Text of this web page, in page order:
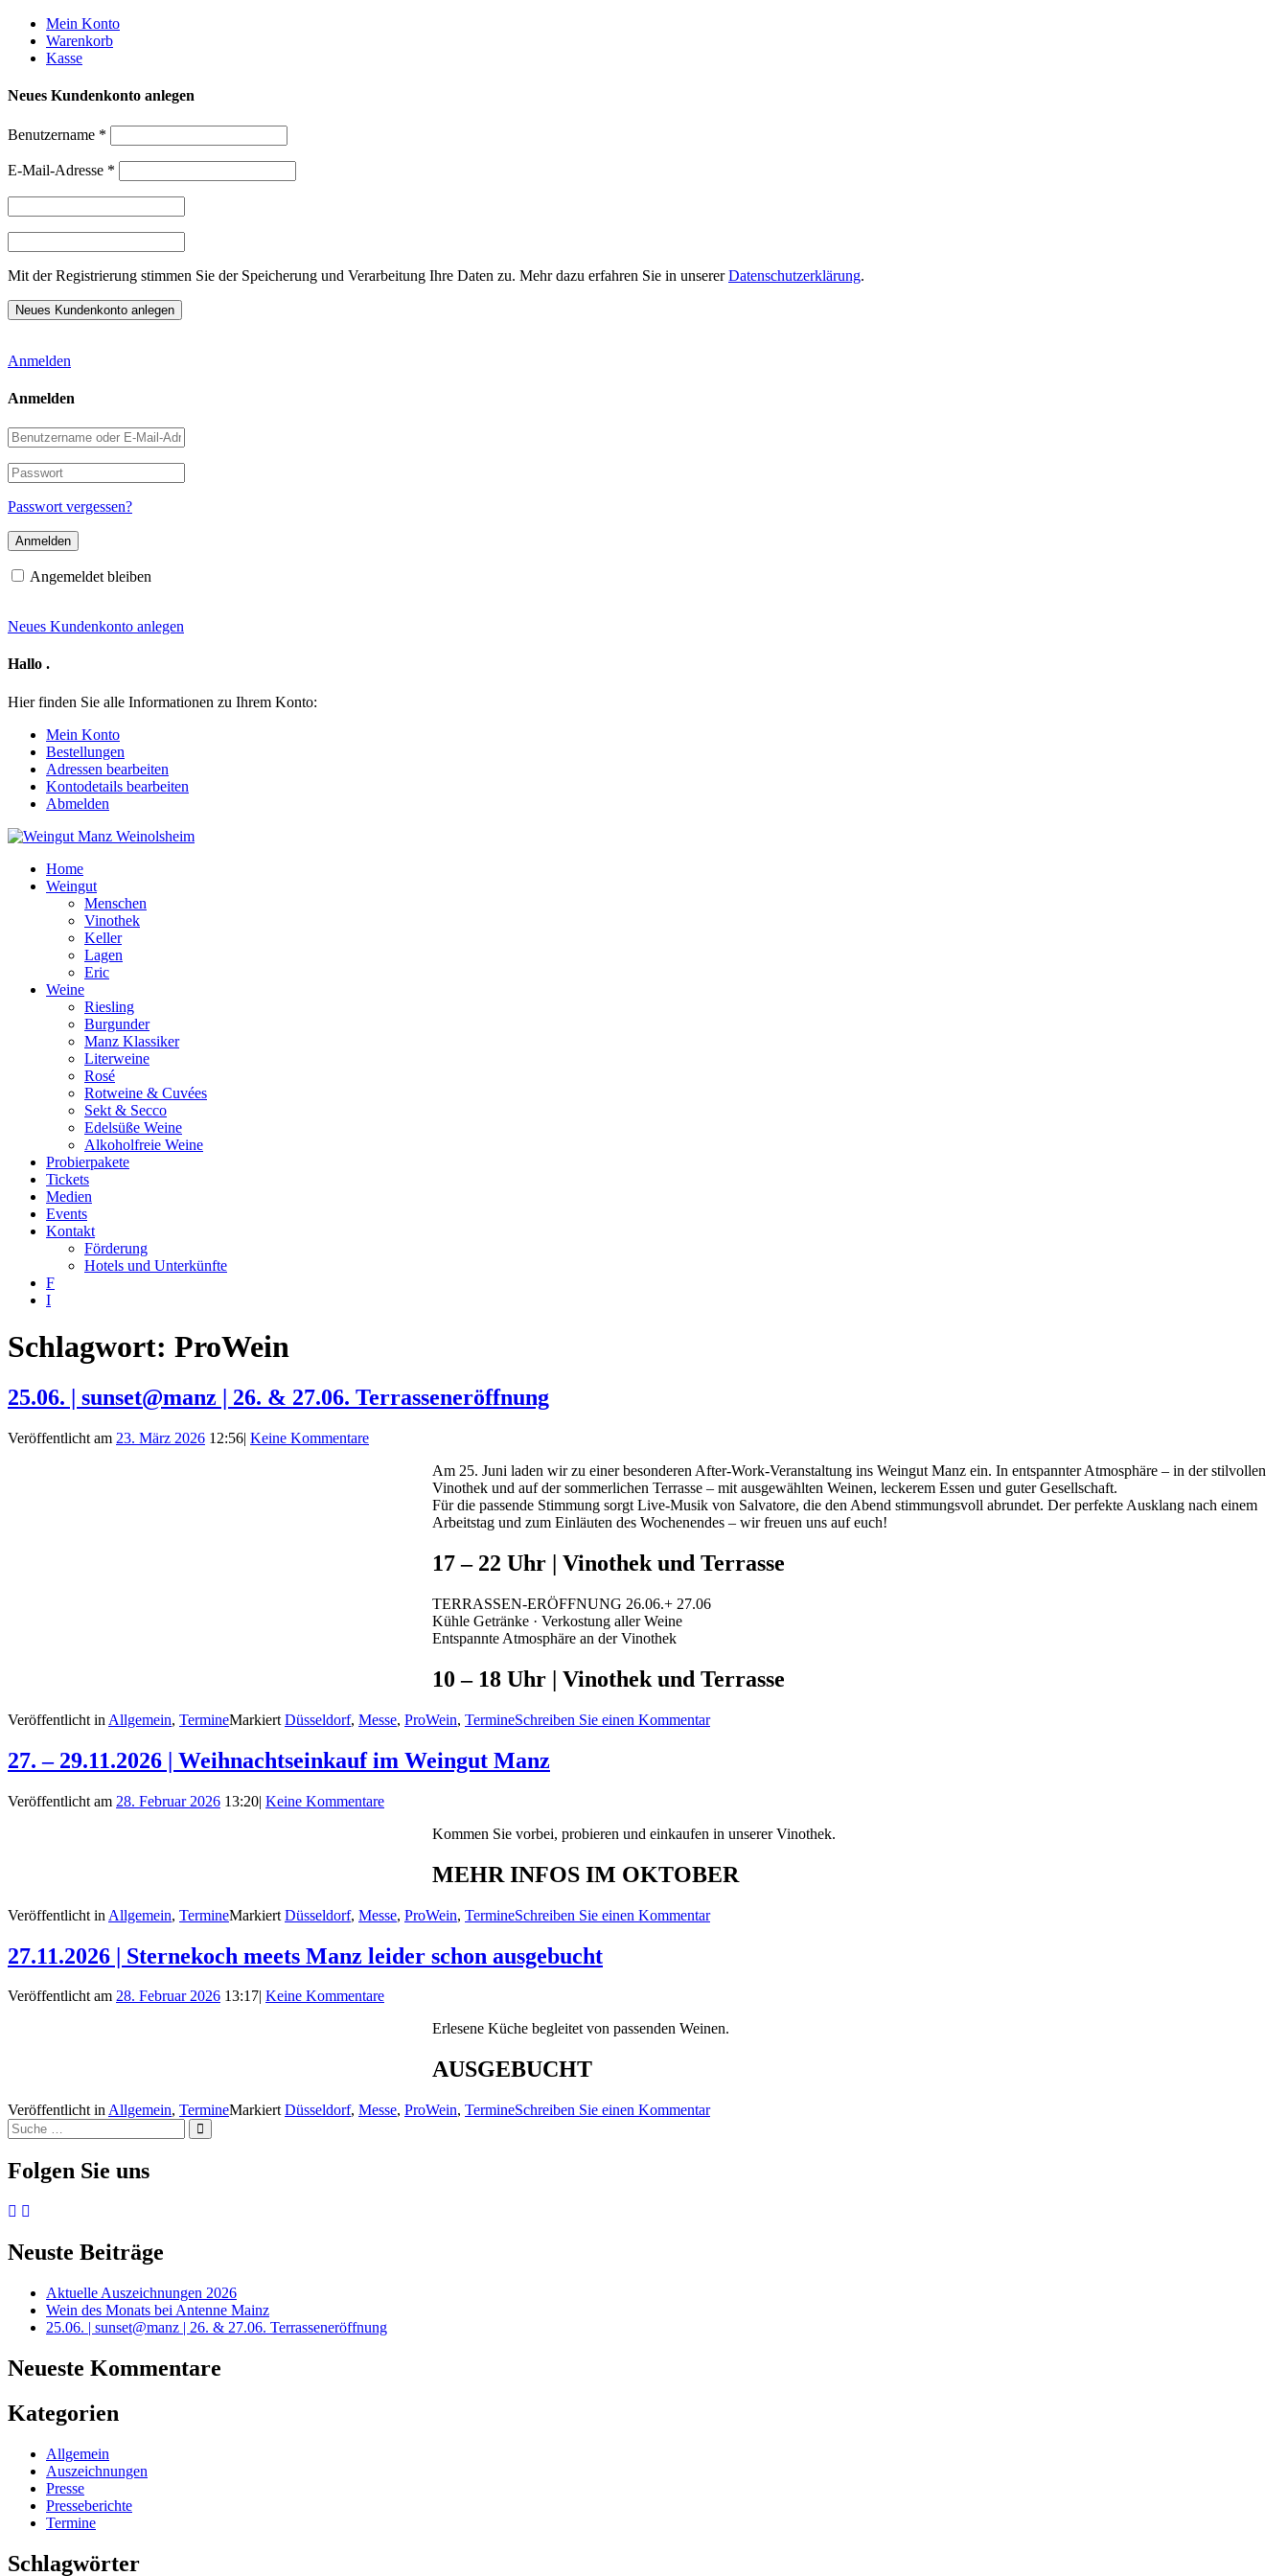
Weiter
zum
Inhalt
Mein Konto
Warenkorb
Kasse
Neues Kundenkonto anlegen
Benutzername *
E-Mail-Adresse *
Mit der Registrierung stimmen Sie der Speicherung und Verarbeitung Ihre Daten zu. Mehr dazu erfahren Sie in unsererDatenschutzerklärung.
Anmelden
Anmelden
Benutzername
oder
E-
Mail-
Adresse
Passwort
Passwort vergessen?
Angemeldet bleiben
Neues Kundenkonto anlegen
Hallo .
Hier finden Sie alle Informationen zu Ihrem Konto:
Mein Konto
Bestellungen
Adressen bearbeiten
Kontodetails bearbeiten
Abmelden
Home
Weingut
Menschen
Vinothek
Keller
Lagen
Eric
Weine
Riesling
Burgunder
Manz Klassiker
Literweine
Rosé
Rotweine & Cuvées
Sekt & Secco
Edelsüße Weine
Alkoholfreie Weine
Probierpakete
Tickets
Medien
Events
Kontakt
Förderung
Hotels und Unterkünfte
F
I
Schlagwort: ProWein
25.06. | sunset@manz | 26. & 27.06. Terrasseneröffnung
Veröffentlicht am 23. März 2026 12:56| Keine Kommentare
Am 25. Juni laden wir zu einer besonderen After-Work-Veranstaltung ins Weingut Manz ein. In entspannter Atmosphäre – in der stilvollen
Vinothek und auf der sommerlichen Terrasse – mit ausgewählten Weinen, leckerem Essen und guter Gesellschaft.
Für die passende Stimmung sorgt Live-Musik von Salvatore, die den Abend stimmungsvoll abrundet. Der perfekte Ausklang nach einem
Arbeitstag und zum Einläuten des Wochenendes – wir freuen uns auf euch!
17 – 22 Uhr | Vinothek und Terrasse
TERRASSEN-ERÖFFNUNG 26.06.+ 27.06
Kühle Getränke · Verkostung aller Weine
Entspannte Atmosphäre an der Vinothek
10 – 18 Uhr | Vinothek und Terrasse
Veröffentlicht in Allgemein, TermineMarkiert Düsseldorf, Messe, ProWein, TermineSchreiben Sie einen Kommentar
27. – 29.11.2026 | Weihnachtseinkauf im Weingut Manz
Veröffentlicht am 28. Februar 2026 13:20| Keine Kommentare
Kommen Sie vorbei, probieren und einkaufen in unserer Vinothek.
MEHR INFOS IM OKTOBER
Veröffentlicht in Allgemein, TermineMarkiert Düsseldorf, Messe, ProWein, TermineSchreiben Sie einen Kommentar
27.11.2026 | Sternekoch meets Manz leider schon ausgebucht
Veröffentlicht am 28. Februar 2026 13:17| Keine Kommentare
Erlesene Küche begleitet von passenden Weinen.
AUSGEBUCHT
Veröffentlicht in Allgemein, TermineMarkiert Düsseldorf, Messe, ProWein, TermineSchreiben Sie einen Kommentar
Suche
nach:
Folgen Sie uns
Neuste Beiträge
Aktuelle Auszeichnungen 2026
Wein des Monats bei Antenne Mainz
25.06. | sunset@manz | 26. & 27.06. Terrasseneröffnung
Neueste Kommentare
Kategorien
Allgemein
Auszeichnungen
Presse
Presseberichte
Termine
Schlagwörter